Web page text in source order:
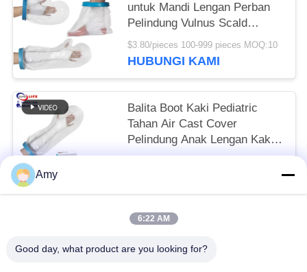
untuk Mandi Lengan Perban
Pelindung Vulnus Scald
Membakar Luka Pergelangan
Kaki
$3.80/pieces 100-999 pieces MOQ:10
HUBUNGI KAMI
Balita Boot Kaki Pediatric
Tahan Air Cast Cover
Pelindung Anak Lengan Kaki
Tangan Kolam Renang
Amy
6:22 AM
Good day, what product are you looking for?